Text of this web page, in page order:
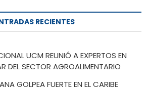
RECIENTES
UCM REUNIÓ A EXPERTOS EN
DEL SECTOR AGROALIMENTARIO
GOLPEA FUERTE EN EL CARIBE